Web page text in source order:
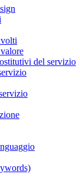
del servizio